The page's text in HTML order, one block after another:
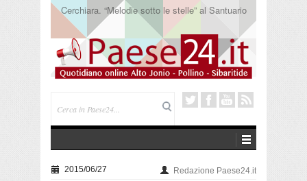
Addio a Francesco Guccini. L’ultimo poeta della
canzone impegnata
2015/06/27 Redazione Paese24.it